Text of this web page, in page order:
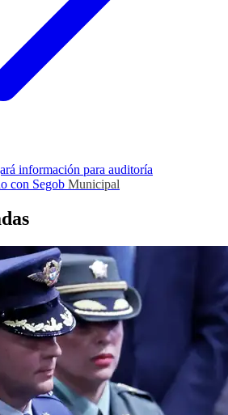
información para auditoría
con Segob Municipal